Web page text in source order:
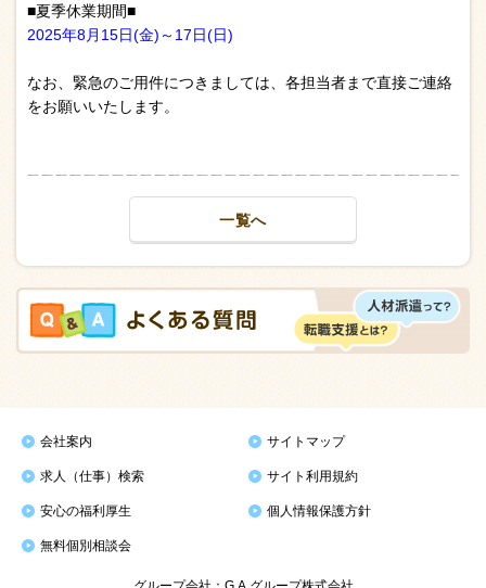
■夏季休業期間■
2025年8月15日(金)～17日(日)
なお、緊急のご用件につきましては、各担当者まで直接ご連絡
をお願いいたします。
一覧へ
会社案内 サイトマップ
求人（仕事）検索 サイト利用規約
安心の福利厚生 個人情報保護方針
無料個別相談会